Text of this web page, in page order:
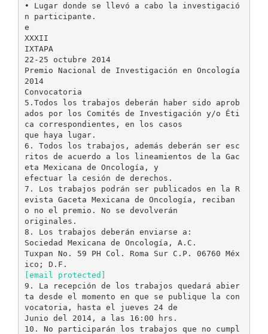
• Lugar donde se llevó a cabo la investigació
n participante.
e
XXXII
IXTAPA
22-25 octubre 2014
Premio Nacional de Investigación en Oncología
2014
Convocatoria
5.Todos los trabajos deberán haber sido aprob
ados por los Comités de Investigación y/o Éti
ca correspondientes, en los casos
que haya lugar.
6. Todos los trabajos, además deberán ser esc
ritos de acuerdo a los lineamientos de la Gac
eta Mexicana de Oncología, y
efectuar la cesión de derechos.
7. Los trabajos podrán ser publicados en la R
evista Gaceta Mexicana de Oncología, reciban
o no el premio. No se devolverán
originales.
8. Los trabajos deberán enviarse a:
Sociedad Mexicana de Oncología, A.C.
Tuxpan No. 59 PH Col. Roma Sur C.P. 06760 Méx
[email protected]
9. La recepción de los trabajos quedará abier
ta desde el momento en que se publique la con
vocatoria, hasta el jueves 24 de
Junio del 2014, a las 16:00 hrs.
10. No participarán los trabajos que no cumpl